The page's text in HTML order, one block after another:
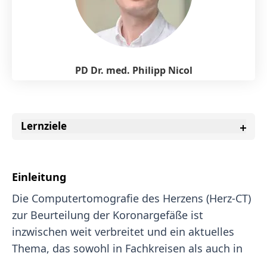
PD Dr. med. Philipp Nicol
Lernziele
Einleitung
Die Computertomografie des Herzens (Herz-CT)
zur Beurteilung der Koronargefäße ist
inzwischen weit verbreitet und ein aktuelles
Thema, das sowohl in Fachkreisen als auch in